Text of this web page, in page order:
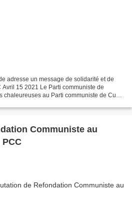
adresse un message de solidarité et de
15 2021 Le Parti communiste de
au Parti communiste de Cuba
Communiste au